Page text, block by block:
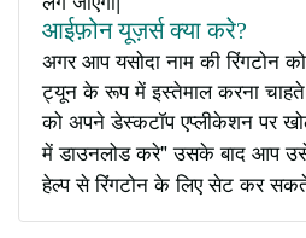
आईफ़ोन यूज़र्स क्या करे?
अगर आप यसोदा नाम की रिंगटोन
ट्यून के रूप में इस्तेमाल करना
को अपने डेस्कटॉप एप्लीकेशन पर
में डाउनलोड करे" उसके बाद आप
हेल्प से रिंगटोन के लिए सेट कर